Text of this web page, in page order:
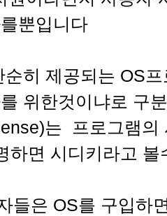
뿐입니다
히 제공되는 OS
위한것이냐로 구
는 프로그램의
면 시디키라고 볼
들은 OS를 구입하